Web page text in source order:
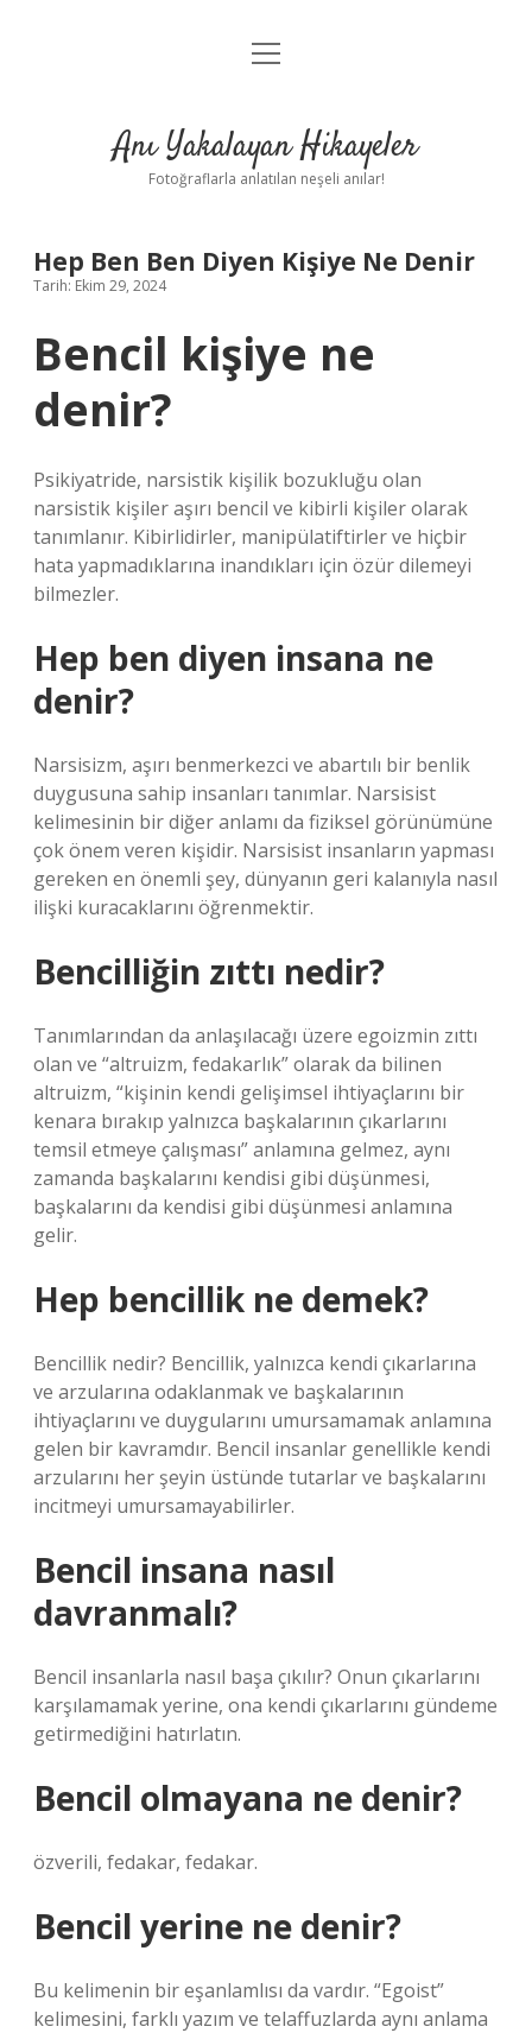
Anasayfa
Yasal Uyarı
menüyü
Anı Yakalayan Hikayeler
Fotoğraflarla anlatılan neşeli anılar!
Hep Ben Ben Diyen Kişiye Ne Denir
Tarih: Ekim 29, 2024
Bencil kişiye ne
denir?
Psikiyatride, narsistik kişilik bozukluğu olan
narsistik kişiler aşırı bencil ve kibirli kişiler olarak
tanımlanır. Kibirlidirler, manipülatiftirler ve hiçbir
hata yapmadıklarına inandıkları için özür dilemeyi
bilmezler.
Hep ben diyen insana ne
denir?
Narsisizm, aşırı benmerkezci ve abartılı bir benlik
duygusuna sahip insanları tanımlar. Narsisist
kelimesinin bir diğer anlamı da fiziksel görünümüne
çok önem veren kişidir. Narsisist insanların yapması
gereken en önemli şey, dünyanın geri kalanıyla nasıl
ilişki kuracaklarını öğrenmektir.
Bencilliğin zıttı nedir?
Tanımlarından da anlaşılacağı üzere egoizmin zıttı
olan ve “altruizm, fedakarlık” olarak da bilinen
altruizm, “kişinin kendi gelişimsel ihtiyaçlarını bir
kenara bırakıp yalnızca başkalarının çıkarlarını
temsil etmeye çalışması” anlamına gelmez, aynı
zamanda başkalarını kendisi gibi düşünmesi,
başkalarını da kendisi gibi düşünmesi anlamına
gelir.
Hep bencillik ne demek?
Bencillik nedir? Bencillik, yalnızca kendi çıkarlarına
ve arzularına odaklanmak ve başkalarının
ihtiyaçlarını ve duygularını umursamamak anlamına
gelen bir kavramdır. Bencil insanlar genellikle kendi
arzularını her şeyin üstünde tutarlar ve başkalarını
incitmeyi umursamayabilirler.
Bencil insana nasıl
davranmalı?
Bencil insanlarla nasıl başa çıkılır? Onun çıkarlarını
karşılamamak yerine, ona kendi çıkarlarını gündeme
getirmediğini hatırlatın.
Bencil olmayana ne denir?
özverili, fedakar, fedakar.
Bencil yerine ne denir?
Bu kelimenin bir eşanlamlısı da vardır. “Egoist”
kelimesini, farklı yazım ve telaffuzlarda aynı anlama